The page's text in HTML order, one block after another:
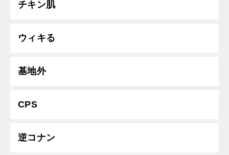
チキン肌
ウィキる
基地外
CPS
逆コナン